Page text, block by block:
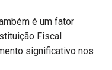
é um fator
Fiscal
significativo nos